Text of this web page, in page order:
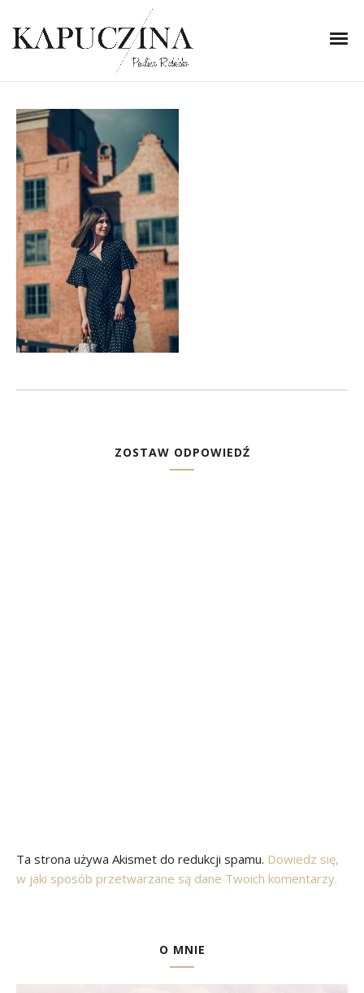
20 marca 2020
IMG_5964-1
Written by
ZOSTAW ODPOWIEDŹ
Ta strona używa Akismet do redukcji spamu. Dowiedz się,
w jaki sposób przetwarzane są dane Twoich komentarzy.
O MNIE